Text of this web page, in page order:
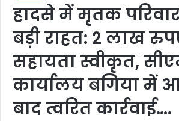
हादसे में मृतक
बड़ी राहत: 2 लाख
सहायता स्वीकृत,
कार्यालय बगिया में
बाद त्वरित कार्रवाई….